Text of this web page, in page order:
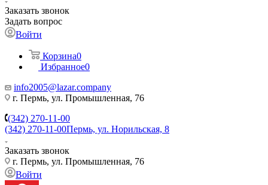
Заказать звонок
Задать вопрос
Войти
Корзина0
Избранное0
info2005@lazar.company
г. Пермь, ул. Промышленная, 76
(342) 270-11-00
(342) 270-11-00Пермь, ул. Норильская, 8
Заказать звонок
г. Пермь, ул. Промышленная, 76
Войти